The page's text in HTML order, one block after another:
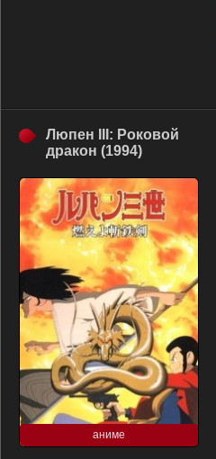
Люпен III: Роковой
дракон (1994)
аниме